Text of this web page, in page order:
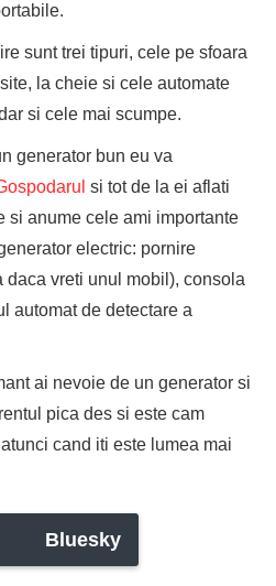
sunt trei tipuri, cele pe sfoara
la cheie si cele automate
si cele mai scumpe.
generator bun eu va
si tot de la ei aflati
si anume cele ami importante
electric: pornire
daca vreti unul mobil), consola
automat de detectare a
ai nevoie de un generator si
pica des si este cam
cand iti este lumea mai
Bluesky